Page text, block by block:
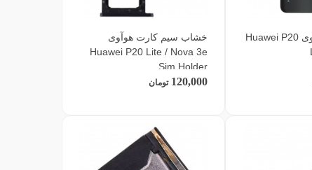
درب پشت هوآوی Huawei P20
خشاب سیم کارت هوآوی
Huawei P20 Lite / Nova 3e
Sim Holder
120,000 تومان